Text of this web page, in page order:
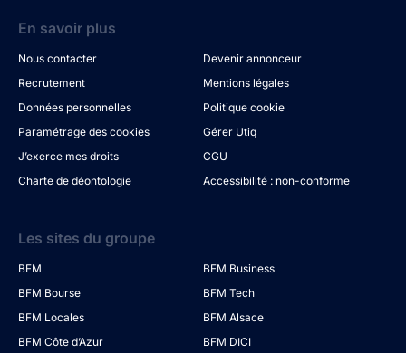
En savoir plus
Nous contacter
Devenir annonceur
Recrutement
Mentions légales
Données personnelles
Politique cookie
Paramétrage des cookies
Gérer Utiq
J’exerce mes droits
CGU
Charte de déontologie
Accessibilité : non-conforme
Les sites du groupe
BFM
BFM Business
BFM Bourse
BFM Tech
BFM Locales
BFM Alsace
BFM Côte d’Azur
BFM DICI